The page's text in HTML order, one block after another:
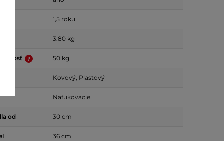
1,5 roku
3.80 kg
50 kg
Kovový, Plastový
Nafukovacie
od 30 cm
36 cm